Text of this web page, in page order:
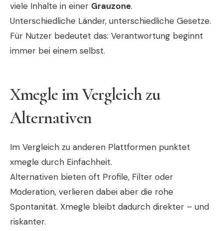
viele Inhalte in einer Grauzone.
Unterschiedliche Länder, unterschiedliche Gesetze.
Für Nutzer bedeutet das: Verantwortung beginnt
immer bei einem selbst.
Xmegle im Vergleich zu
Alternativen
Im Vergleich zu anderen Plattformen punktet
xmegle durch Einfachheit.
Alternativen bieten oft Profile, Filter oder
Moderation, verlieren dabei aber die rohe
Spontanität. Xmegle bleibt dadurch direkter – und
riskanter.